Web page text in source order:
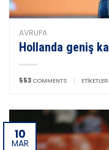
AVRUPA
Hollanda geniş
553 COMMENTS | ETIKETLER:
10
MAR